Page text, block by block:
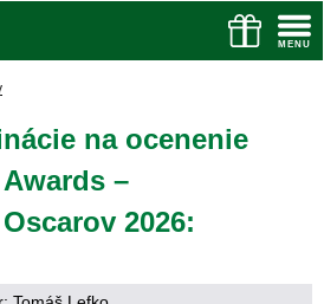
na ocenenie
–
2026: